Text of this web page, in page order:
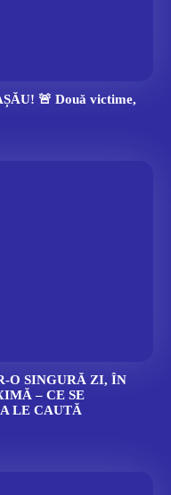
🚨 Două victime,
O SINGURĂ ZI, ÎN
– CE SE
LE CAUTĂ